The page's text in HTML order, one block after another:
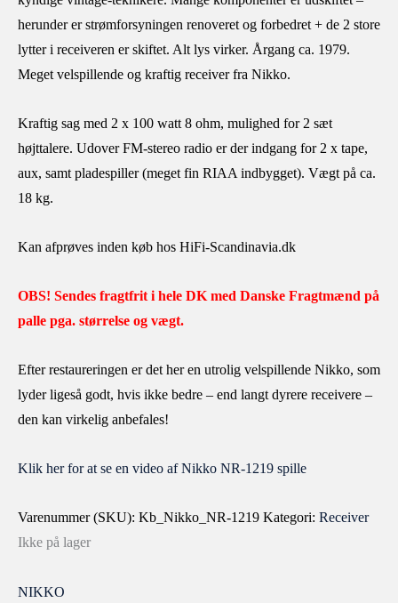
herunder er strømforsyningen renoveret og forbedret + de 2 store
lytter i receiveren er skiftet. Alt lys virker. Årgang ca. 1979.
Meget velspillende og kraftig receiver fra Nikko.
Kraftig sag med 2 x 100 watt 8 ohm, mulighed for 2 sæt
højttalere. Udover FM-stereo radio er der indgang for 2 x tape,
aux, samt pladespiller (meget fin RIAA indbygget). Vægt på ca.
18 kg.
Kan afprøves inden køb hos HiFi-Scandinavia.dk
OBS! Sendes fragtfrit i hele DK med Danske Fragtmænd på
palle pga. størrelse og vægt.
Efter restaureringen er det her en utrolig velspillende Nikko, som
lyder ligeså godt, hvis ikke bedre – end langt dyrere receivere –
den kan virkelig anbefales!
Klik her for at se en video af Nikko NR-1219 spille
Varenummer (SKU): Kb_Nikko_NR-1219 Kategori: Receiver
Ikke på lager
NIKKO